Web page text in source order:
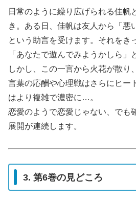
日常のように繰り広げられる佳帆
き。ある日、佳帆は友人から「悪
という助言を受けます。それをき
「あなたで遊んでみようかしら」
しかし、この一言から火花が散り
言葉の応酬や心理戦はさらにヒー
はより複雑で濃密に…。
恋愛のようで恋愛じゃない、でも
展開が連続します。
3. 第6巻の見どころ